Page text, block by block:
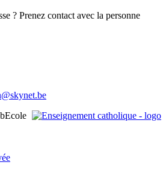
? Prenez contact avec la personne
SAINTE-MARIE
|Map data ©